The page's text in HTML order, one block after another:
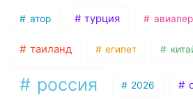
атор турция
таиланд египет
россия 2026